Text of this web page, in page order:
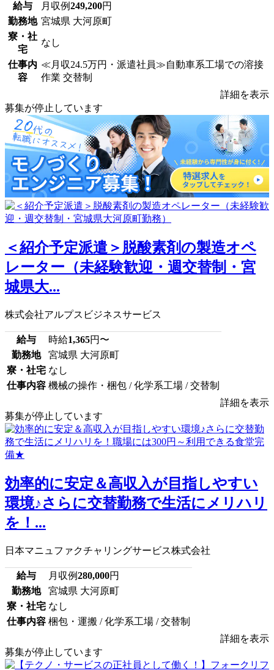
給与 月収例249,200円
勤務地 宮城県 大河原町
寮・社
宅
なし
仕事内
容
≪月収24.5万円・派遣社員≫自動車系工場での溶接
作業 交替制
詳細を表示
募集が停止しています
＜紹介予定派遣＞脱酸素剤の製造オペ
レーター（未経験歓迎・週交替制・宮
城県大...
株式会社アルプスビジネスサービス
給与 時給1,365円〜
勤務地
宮城県 大河原町
寮・社宅 なし
仕事内容 機械の操作・梱包 / 化学系工場 / 交替制
詳細を表示
募集が停止しています
効率的に安定＆高収入が目指しやすい
環境♪さらに交替勤務で生活にメリハリ
を！...
日本マニュファクチャリングサービス株式会社
給与 月収例280,000円
勤務地
宮城県 大河原町
寮・社宅 なし
仕事内容 梱包・運搬 / 化学系工場 / 交替制
詳細を表示
募集が停止しています